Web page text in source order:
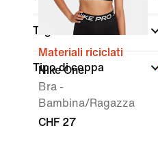
Taglia/Misura
Tipo di coppa
Materiali riciclati
Nike One
Bra -
Bambina/Ragazza
CHF 27